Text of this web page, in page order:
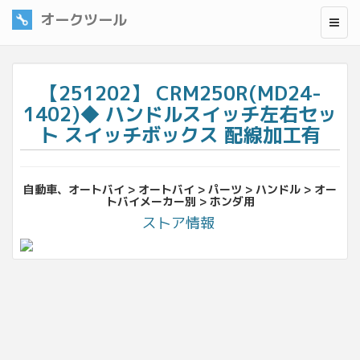
オークツール
【251202】 CRM250R(MD24-
1402)◆ ハンドルスイッチ左右セッ
ト スイッチボックス 配線加工有
自動車、オートバイ > オートバイ > パーツ > ハンドル > オー
トバイメーカー別 > ホンダ用
ストア情報